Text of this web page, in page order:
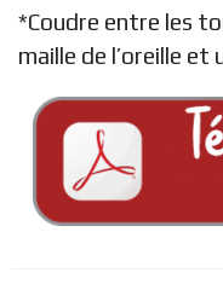
*Coudre entre les
maille de l’oreille et